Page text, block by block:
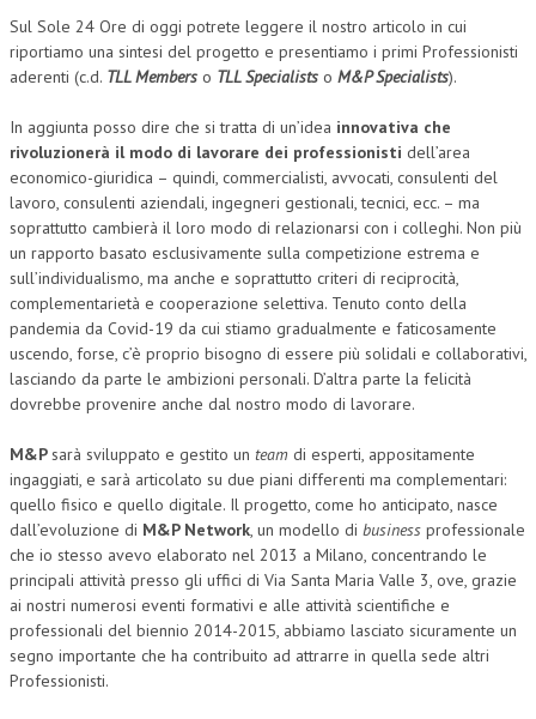
Sul Sole 24 Ore di oggi potrete leggere il nostro articolo in cui
riportiamo una sintesi del progetto e presentiamo i primi Professionisti
aderenti (c.d. TLL Members o TLL Specialists o M&P Specialists).
In aggiunta posso dire che si tratta di un’idea innovativa che
rivoluzionerà il modo di lavorare dei professionisti dell’area
economico-giuridica – quindi, commercialisti, avvocati, consulenti del
lavoro, consulenti aziendali, ingegneri gestionali, tecnici, ecc. – ma
soprattutto cambierà il loro modo di relazionarsi con i colleghi. Non più
un rapporto basato esclusivamente sulla competizione estrema e
sull’individualismo, ma anche e soprattutto criteri di reciprocità,
complementarietà e cooperazione selettiva. Tenuto conto della
pandemia da Covid-19 da cui stiamo gradualmente e faticosamente
uscendo, forse, c’è proprio bisogno di essere più solidali e collaborativi,
lasciando da parte le ambizioni personali. D’altra parte la felicità
dovrebbe provenire anche dal nostro modo di lavorare.
M&Psarà sviluppato e gestito un team di esperti, appositamente
ingaggiati, e sarà articolato su due piani differenti ma complementari:
quello fisico e quello digitale. Il progetto, come ho anticipato, nasce
dall’evoluzione di M&P Network, un modello di business professionale
che io stesso avevo elaborato nel 2013 a Milano, concentrando le
principali attività presso gli uffici di Via Santa Maria Valle 3, ove, grazie
ai nostri numerosi eventi formativi e alle attività scientifiche e
professionali del biennio 2014-2015, abbiamo lasciato sicuramente un
segno importante che ha contribuito ad attrarre in quella sede altri
Professionisti.